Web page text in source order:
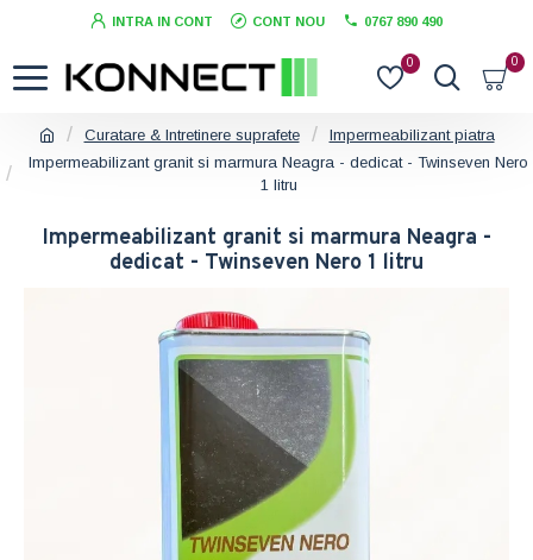
INTRA IN CONT CONT NOU 0767 890 490
0 0
Curatare & Intretinere suprafete
Impermeabilizant piatra
Impermeabilizant granit si marmura Neagra - dedicat - Twinseven Nero
1 litru
Impermeabilizant granit si marmura Neagra -
dedicat - Twinseven Nero 1 litru